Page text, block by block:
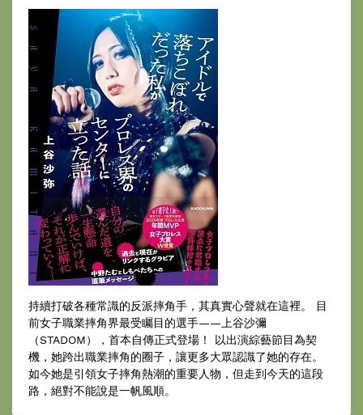
持續打破各種常識的反派摔角手，其真實心聲就在這裡。 目
前女子職業摔角界最受矚目的選手——上谷沙彌
（STADOM），首本自傳正式登場！ 以出演綜藝節目為契
機，她跨出職業摔角的圈子，讓更多大眾認識了她的存在。
如今她是引領女子摔角熱潮的重要人物，但走到今天的這段
路，絕對不能說是一帆風順。